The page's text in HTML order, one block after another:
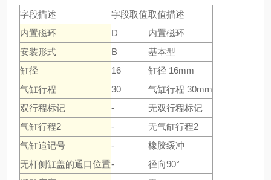
字段描述 字段取值取值描述
内置磁环
D
内置磁环
安装形式
B
基本型
缸径
16
缸径 16mm
气缸行程
30
气缸行程 30mm
双行程标记
-
无双行程标记
气缸行程2
-
无气缸行程2
气缸追记号
-
橡胶缓冲
无杆侧缸盖的通口位置-
径向90°